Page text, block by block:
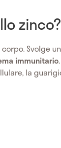
zinco?
Svolge
immunitario
la